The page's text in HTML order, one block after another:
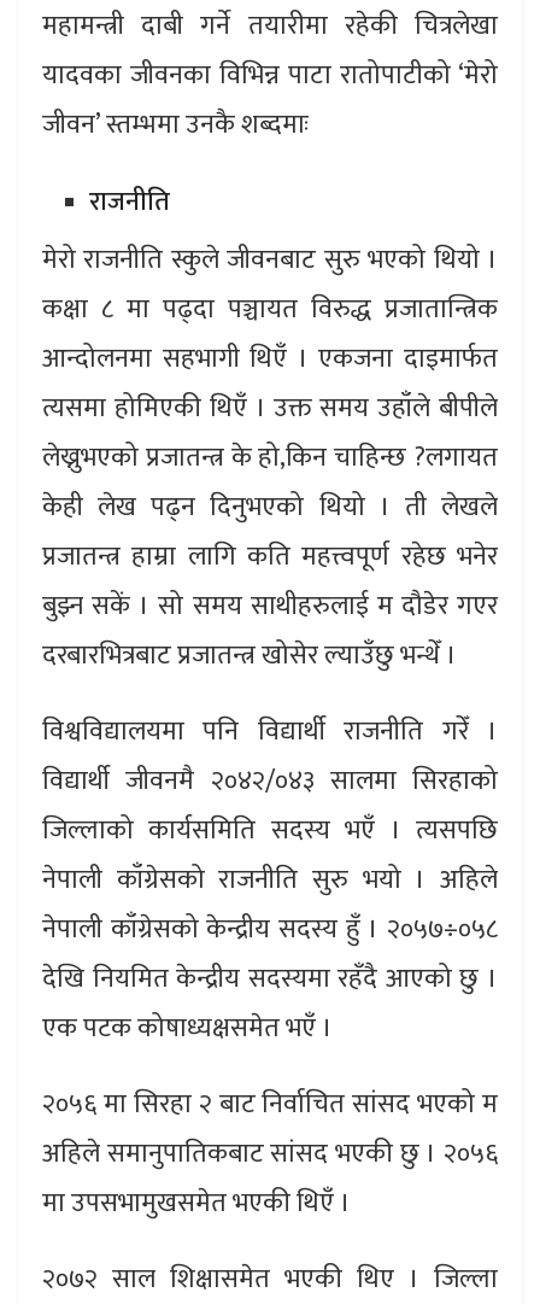
महामन्त्री दाबी गर्ने तयारीमा रहेकी चित्रलेखा
यादवका जीवनका विभिन्न पाटा रातोपाटीको ‘मेरो
जीवन’ स्तम्भमा उनकै शब्दमाः
राजनीति
मेरो राजनीति स्कुले जीवनबाट सुरु भएको थियो ।
कक्षा ८ मा पढ्दा पञ्चायत विरुद्ध प्रजातान्त्रिक
आन्दोलनमा सहभागी थिएँ । एकजना दाइमार्फत
त्यसमा होमिएकी थिएँ । उक्त समय उहाँले बीपीले
लेख्नुभएको प्रजातन्त्र के हो,किन चाहिन्छ ?लगायत
केही लेख पढ्न दिनुभएको थियो । ती लेखले
प्रजातन्त्र हाम्रा लागि कति महत्त्वपूर्ण रहेछ भनेर
बुझ्न सकें । सो समय साथीहरुलाई म दौडेर गएर
दरबारभित्रबाट प्रजातन्त्र खोसेर ल्याउँछु भन्थेँ ।
विश्वविद्यालयमा पनि विद्यार्थी राजनीति गरेँ ।
विद्यार्थी जीवनमै २०४२/०४३ सालमा सिरहाको
जिल्लाको कार्यसमिति सदस्य भएँ । त्यसपछि
नेपाली काँग्रेसको राजनीति सुरु भयो । अहिले
नेपाली काँग्रेसको केन्द्रीय सदस्य हुँ । २०५७÷०५८
देखि नियमित केन्द्रीय सदस्यमा रहँदै आएको छु ।
एक पटक कोषाध्यक्षसमेत भएँ ।
२०५६ मा सिरहा २ बाट निर्वाचित सांसद भएको म
अहिले समानुपातिकबाट सांसद भएकी छु । २०५६
मा उपसभामुखसमेत भएकी थिएँ ।
२०७२ साल शिक्षासमेत भएकी थिए । जिल्ला